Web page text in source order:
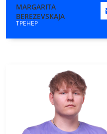
MARGARITA
BEREZEVSKAJA
ТРЕНЕР